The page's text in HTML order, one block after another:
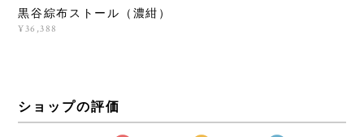
黒谷綜布ストール（濃紺）
¥36,388
ショップの評価